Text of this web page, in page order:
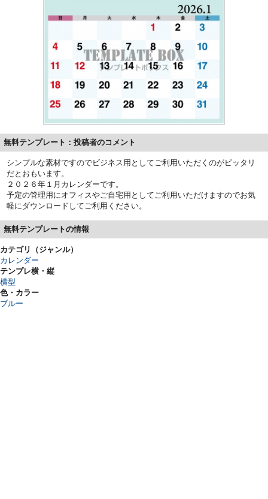
無料テンプレート：投稿者のコメント
シンプルな素材ですのでビジネス用としてご利用いただくのがピッタリ
だとおもいます。
２０２６年１月カレンダーです。
予定の管理用にオフィスやご自宅用としてご利用いただけますのでお気
軽にダウンロードしてご利用ください。
無料テンプレートの情報
カテゴリ（ジャンル）
カレンダー
テンプレ横・縦
横型
色・カラー
ブルー